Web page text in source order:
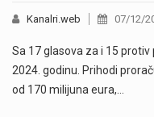
Kanalri.web 07/12/
Sa 17 glasova za i 15
2024. godinu. Prihodi
od 170 milijuna eura,…